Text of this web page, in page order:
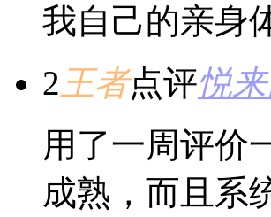
我自己的亲身
2 王者点评悦
用了一周评价
成熟，而且系